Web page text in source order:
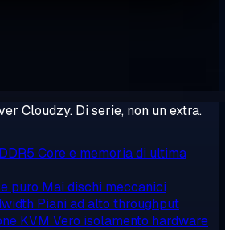
Cloudzy. Di serie, non un extra.
Core e memoria di ultima
puro Mai dischi meccanici
Piani ad alto throughput
KVM Vero isolamento hardware